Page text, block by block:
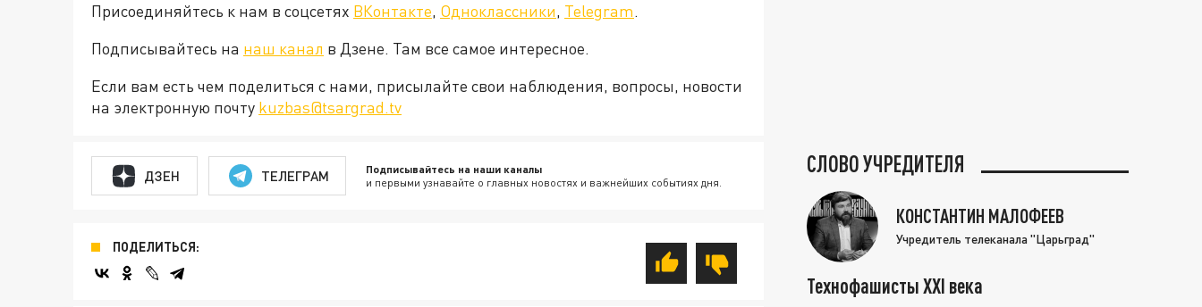
Присоединяйтесь к нам в соцсетях ВКонтакте, Одноклассники, Telegram.
Подписывайтесь на наш канал в Дзене. Там все самое интересное.
Если вам есть чем поделиться с нами, присылайте свои наблюдения, вопросы, новости
на электронную почту kuzbas@tsargrad.tv
ДЗЕН ТЕЛЕГРАМ Подписывайтесь на наши каналы
и первыми узнавайте о главных новостях и важнейших событиях дня.
ПОДЕЛИТЬСЯ:
СЛОВО УЧРЕДИТЕЛЯ
КОНСТАНТИН МАЛОФЕЕВ
Учредитель телеканала "Царьград"
Технофашисты XXI века